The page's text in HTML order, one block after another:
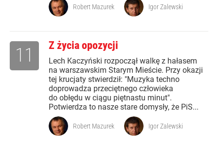
Robert Mazurek Igor Zalewski
Z życia opozycji
Lech Kaczyński rozpoczął walkę z hałasem
na warszawskim Starym Mieście. Przy okazji
tej krucjaty stwierdził: "Muzyka techno
doprowadza przeciętnego człowieka
do obłędu w ciągu piętnastu minut".
Potwierdza to nasze stare domysły, że PiS...
11
Robert Mazurek Igor Zalewski